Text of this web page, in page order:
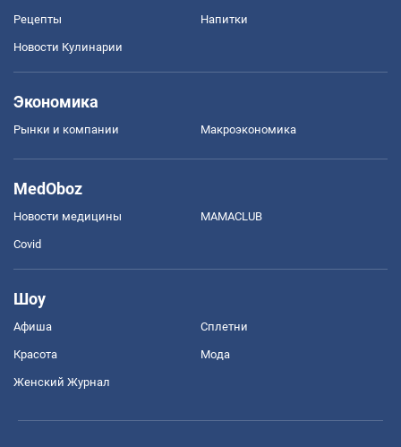
Рецепты Напитки
Новости Кулинарии
Экономика
Рынки и компании Mакроэкономика
MedOboz
Новости медицины MAMACLUB
Covid
Шоу
Афиша Сплетни
Красота Мода
Женский Журнал